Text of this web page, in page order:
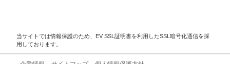
当サイトでは情報保護のため、EV SSL証明書を利用したSSL暗号化通信を採
用しております。